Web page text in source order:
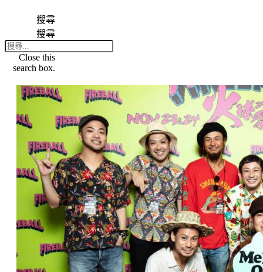
搜尋
搜尋
Close this
search box.